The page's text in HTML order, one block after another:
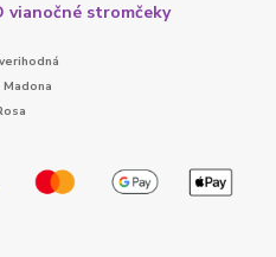
vianočné stromčeky